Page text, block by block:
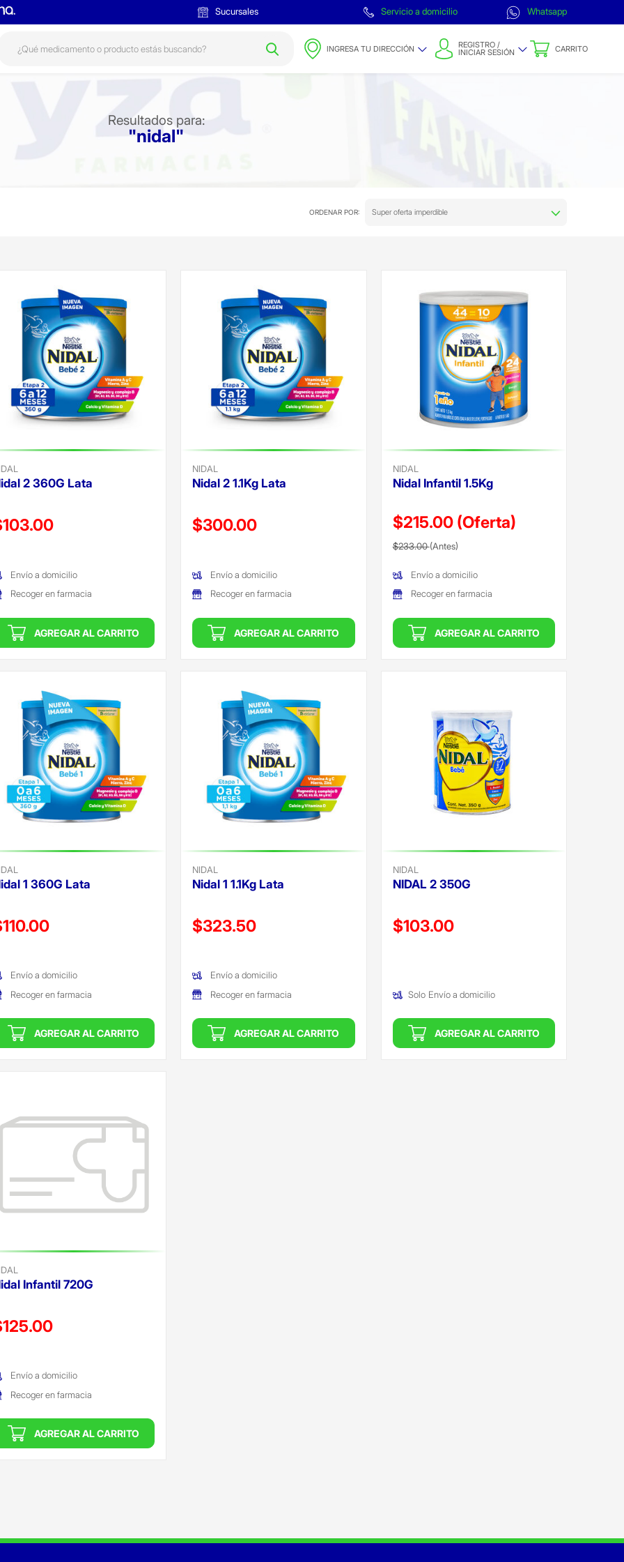
Sucursales Servicio a domicilio Whatsapp
INGRESA TU DIRECCIÓN REGISTRO /
INICIAR SESIÓN CARRITO
Resultados para:
"nidal"
ORDENAR POR: Super oferta imperdible
2 360G Lata
reducido de
Envío a domicilio
Recoger en farmacia
AGREGAR AL CARRITO
NIDAL
Nidal 2 1.1Kg Lata
Precio reducido de
$300.00
Envío a domicilio
Recoger en farmacia
AGREGAR AL CARRITO
NIDAL
Nidal Infantil 1.5Kg
$215.00 (Oferta)
Precio reducido de
$233.00(Antes)(Oferta)
Envío a domicilio
Recoger en farmacia
AGREGAR AL CARRITO
1 360G Lata
reducido de
Envío a domicilio
Recoger en farmacia
AGREGAR AL CARRITO
NIDAL
Nidal 1 1.1Kg Lata
Precio reducido de
$323.50
Envío a domicilio
Recoger en farmacia
AGREGAR AL CARRITO
NIDAL
NIDAL 2 350G
Precio reducido de
$103.00
Solo Envío a domicilio
AGREGAR AL CARRITO
Infantil 720G
reducido de
Envío a domicilio
Recoger en farmacia
AGREGAR AL CARRITO